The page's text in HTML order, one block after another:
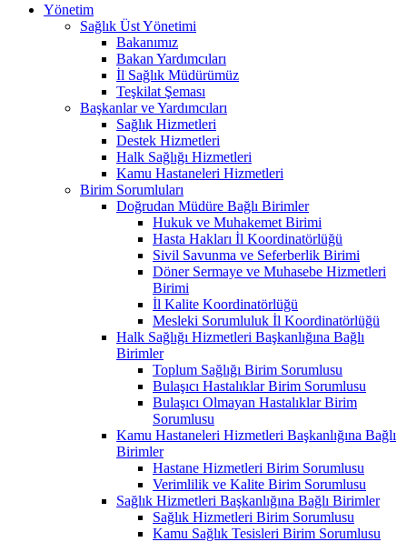
Yönetim
Sağlık Üst Yönetimi
Bakanımız
Bakan Yardımcıları
İl Sağlık Müdürümüz
Teşkilat Şeması
Başkanlar ve Yardımcıları
Sağlık Hizmetleri
Destek Hizmetleri
Halk Sağlığı Hizmetleri
Kamu Hastaneleri Hizmetleri
Birim Sorumluları
Doğrudan Müdüre Bağlı Birimler
Hukuk ve Muhakemet Birimi
Hasta Hakları İl Koordinatörlüğü
Sivil Savunma ve Seferberlik Birimi
Döner Sermaye ve Muhasebe Hizmetleri
Birimi
İl Kalite Koordinatörlüğü
Mesleki Sorumluluk İl Koordinatörlüğü
Halk Sağlığı Hizmetleri Başkanlığına Bağlı
Birimler
Toplum Sağlığı Birim Sorumlusu
Bulaşıcı Hastalıklar Birim Sorumlusu
Bulaşıcı Olmayan Hastalıklar Birim
Sorumlusu
Kamu Hastaneleri Hizmetleri Başkanlığına Bağlı
Birimler
Hastane Hizmetleri Birim Sorumlusu
Verimlilik ve Kalite Birim Sorumlusu
Sağlık Hizmetleri Başkanlığına Bağlı Birimler
Sağlık Hizmetleri Birim Sorumlusu
Kamu Sağlık Tesisleri Birim Sorumlusu